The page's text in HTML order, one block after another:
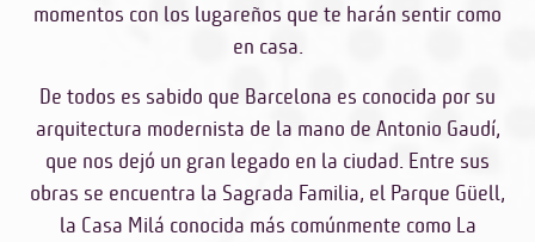
momentos con los lugareños que te harán sentir como
en casa.
De todos es sabido que Barcelona es conocida por su
arquitectura modernista de la mano de Antonio Gaudí,
que nos dejó un gran legado en la ciudad. Entre sus
obras se encuentra la Sagrada Familia, el Parque Güell,
la Casa Milá conocida más comúnmente como La